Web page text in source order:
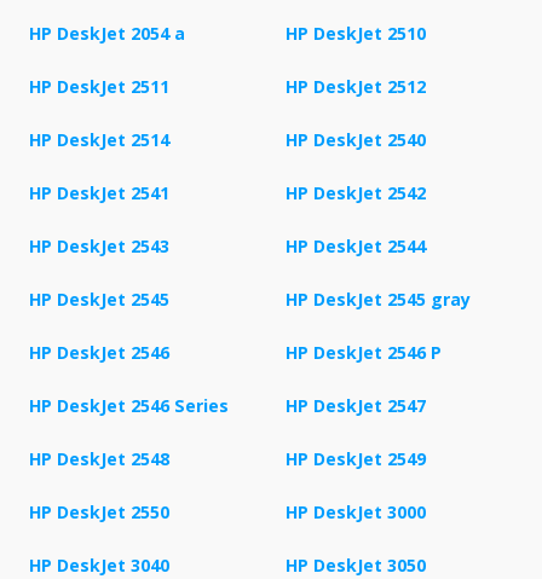
HP DeskJet 2054 a HP DeskJet 2510
HP DeskJet 2511 HP DeskJet 2512
HP DeskJet 2514 HP DeskJet 2540
HP DeskJet 2541 HP DeskJet 2542
HP DeskJet 2543 HP DeskJet 2544
HP DeskJet 2545 HP DeskJet 2545 gray
HP DeskJet 2546 HP DeskJet 2546 P
HP DeskJet 2546 Series HP DeskJet 2547
HP DeskJet 2548 HP DeskJet 2549
HP DeskJet 2550 HP DeskJet 3000
HP DeskJet 3040 HP DeskJet 3050